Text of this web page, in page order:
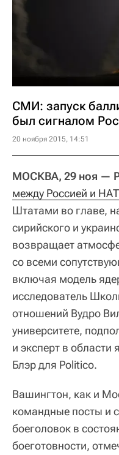
СМИ: запуск
был сигналом
20 ноября 2015, 14:51
МОСКВА, 29 ноя —
между Россией и
Штатами во главе,
сирийского и
возвращает
со всеми
включая модель
исследователь
отношений Вудро
университете,
и эксперт в
Блэр для Politico.
Вашингтон, как и
командные посты и
боеголовок в
боеготовности,